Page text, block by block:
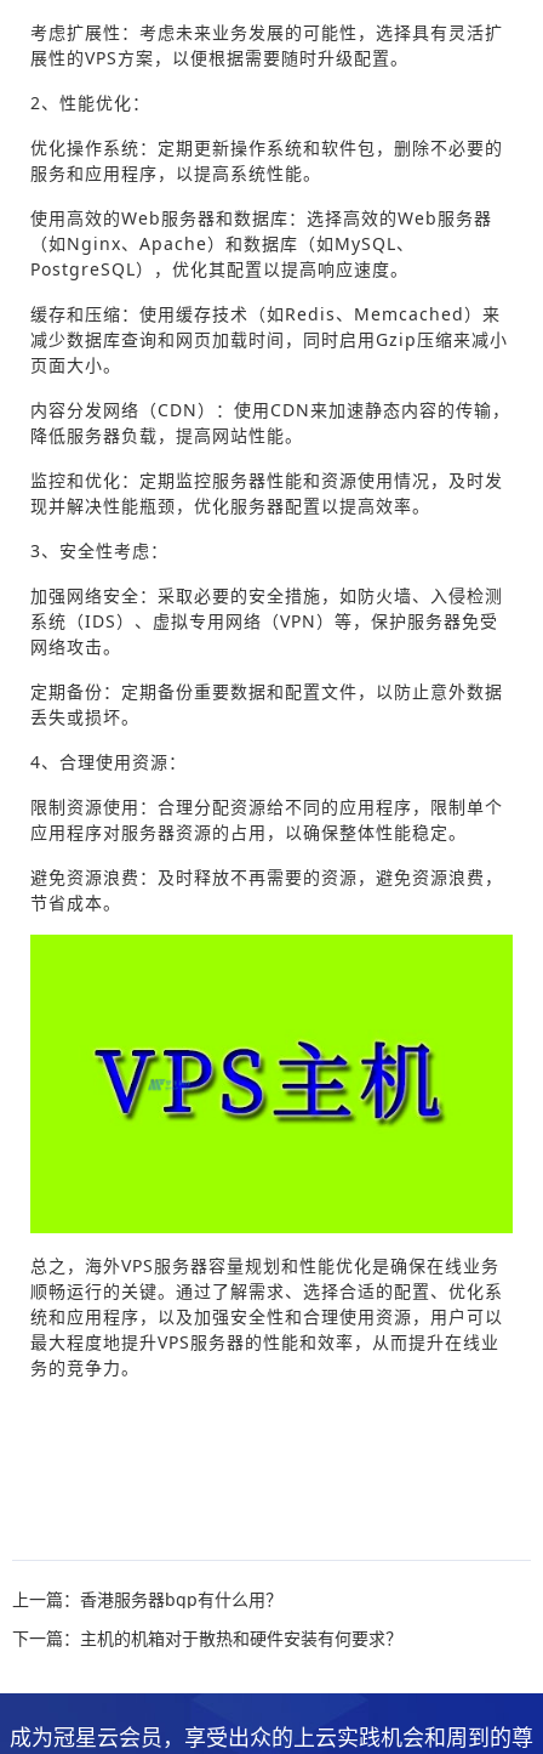
考虑扩展性：考虑未来业务发展的可能性，选择具有灵活扩
展性的VPS方案，以便根据需要随时升级配置。
2、性能优化：
优化操作系统：定期更新操作系统和软件包，删除不必要的
服务和应用程序，以提高系统性能。
使用高效的Web服务器和数据库：选择高效的Web服务器
（如Nginx、Apache）和数据库（如MySQL、
PostgreSQL），优化其配置以提高响应速度。
缓存和压缩：使用缓存技术（如Redis、Memcached）来
减少数据库查询和网页加载时间，同时启用Gzip压缩来减小
页面大小。
内容分发网络（CDN）：使用CDN来加速静态内容的传输，
降低服务器负载，提高网站性能。
监控和优化：定期监控服务器性能和资源使用情况，及时发
现并解决性能瓶颈，优化服务器配置以提高效率。
3、安全性考虑：
加强网络安全：采取必要的安全措施，如防火墙、入侵检测
系统（IDS）、虚拟专用网络（VPN）等，保护服务器免受
网络攻击。
定期备份：定期备份重要数据和配置文件，以防止意外数据
丢失或损坏。
4、合理使用资源：
限制资源使用：合理分配资源给不同的应用程序，限制单个
应用程序对服务器资源的占用，以确保整体性能稳定。
避免资源浪费：及时释放不再需要的资源，避免资源浪费，
节省成本。
总之，海外VPS服务器容量规划和性能优化是确保在线业务
顺畅运行的关键。通过了解需求、选择合适的配置、优化系
统和应用程序，以及加强安全性和合理使用资源，用户可以
最大程度地提升VPS服务器的性能和效率，从而提升在线业
务的竞争力。
上一篇：香港服务器bgp有什么用？
下一篇：主机的机箱对于散热和硬件安装有何要求？
成为冠星云会员，享受出众的上云实践机会和周到的尊